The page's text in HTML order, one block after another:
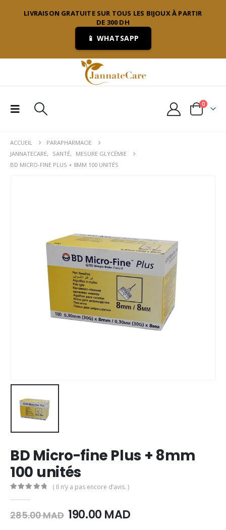
LIVRAISON GRATUITE SUR TOUS LES BIJOUX À PARTIR
DE 300 DH
📱 WHATSAPP
0
ACCUEIL
PARAPHARMACIE
JANNATECARE, SANTÉ,
MESURE GLYCÉMIE
BD MICRO-FINE PLUS + 8MM 100 UNITÉS
BD Micro-fine Plus + 8mm
100 unités
( Il n’y a pas encore d’avis. )
285.00MAD Le
190.00 MADLe